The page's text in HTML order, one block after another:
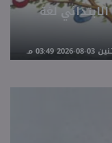
لغة
03:49 مـ